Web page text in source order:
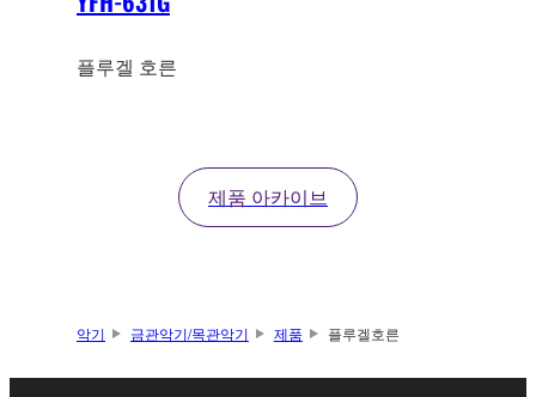
플루겔 호른
제품 아카이브
악기 금관악기/목관악기 제품 플루겔호른